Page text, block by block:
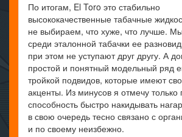
По итогам, El Toro это стабильно
высококачественные табачные
не выбираем, что хуже, что лучше.
среди эталонной табачки ее
при этом не уступают друг другу. А
простой и понятный модельный ряд
тройкой подвидов, которые имеют
акценты. Из минусов я отмечу только
способность быстро накидывать
в свою очередь тесно связано с
и по своему неизбежно.